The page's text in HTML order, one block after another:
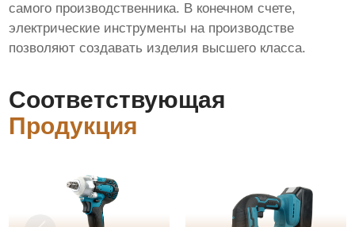
самого производственника. В конечном счете,
электрические инструменты на производстве
позволяют создавать изделия высшего класса.
Соответствующая
Продукция